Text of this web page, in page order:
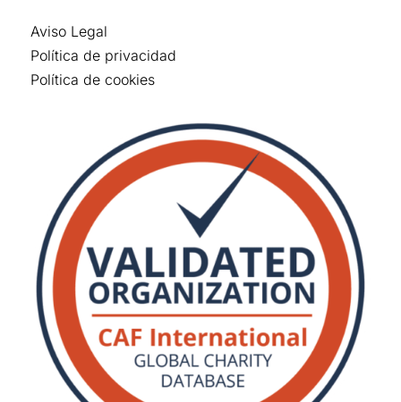
Aviso Legal
Política de privacidad
Política de cookies